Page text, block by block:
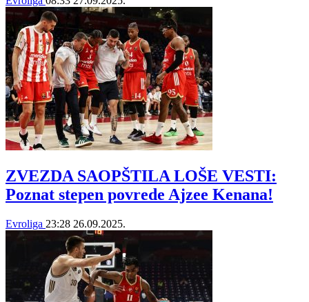
ZVEZDA SAOPŠTILA LOŠE VESTI:
Poznat stepen povrede Ajzee Kenana!
Evroliga 23:28 26.09.2025.